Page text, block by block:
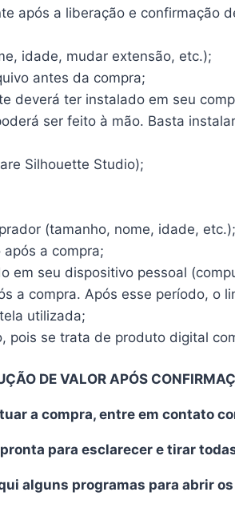
após a liberação e confirmação
idade, mudar extensão, etc.);
antes da compra;
deverá ter instalado em seu
ser feito à mão. Basta
Silhouette Studio);
(tamanho, nome, idade, etc.);
a compra;
em seu dispositivo pessoal
a compra. Após esse período, o
utilizada;
pois se trata de produto digital
DE VALOR APÓS
a compra, entre em contato
para esclarecer e tirar
alguns programas para abrir